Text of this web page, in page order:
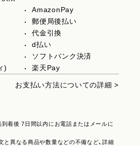
AmazonPay
郵便局後払い
代金引換
d払い
ソフトバンク決済
)
楽天Pay
お支払い方法についての詳細 >
着後 7日間以内にお電話またはメールに
と異なる商品や数量などの不備など、詳細